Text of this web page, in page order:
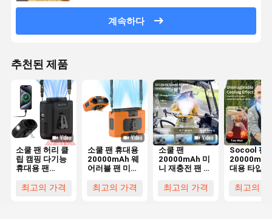
계속하다
추천된 제품
소쿨 팬 허리 클
립 캠핑 다기능
휴대용 팬
스 LED 라이트
최고의 가격
소쿨 팬 휴대용
20000mAh 웨
어러블 팬 미니
리 팬
최고의 가격
소쿨 팬
20000mAh 미
니 재충전 팬 휴
터보 팬
최고의 가격
Socool 팬
20000mah
대용 타입 C
윈드 슈퍼
최고의